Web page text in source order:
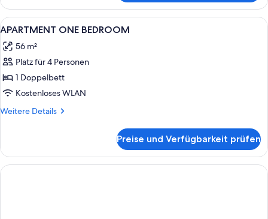
ONE
BEDROOM
Alle
Fotos
für
APARTMENT
ONE
BEDROOM
anzeigen
Zimmersafe, laptopgeeigneter
8
APARTMENT ONE BEDROOM
56 m²
Platz für 4 Personen
1 Doppelbett
Kostenloses WLAN
Weitere Details
Weitere
ONE
BEDROOM
Preise und Verfügbarkeit prüfen